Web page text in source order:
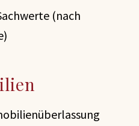
(nach